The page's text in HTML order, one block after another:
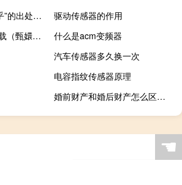
“苞乎其往归田成子乎”的出处是哪里
驱动传感器的作用
甄嬛传MP4 迅雷 下载（甄嬛传全集迅雷种子）
什么是acm变频器
汽车传感器多久换一次
电容指纹传感器原理
婚前财产和婚后财产怎么区分（婚前财产）
☚